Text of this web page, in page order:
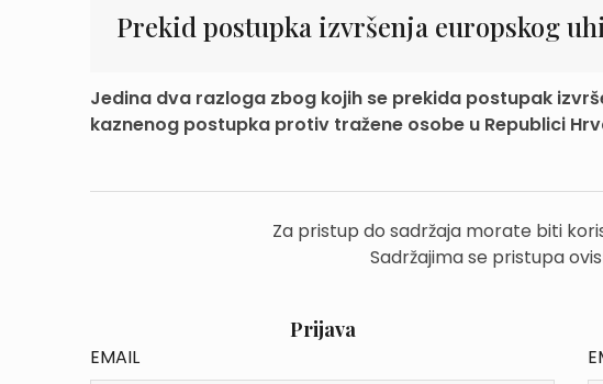
Prekid postupka izvršenja europskog
Jedina dva razloga zbog kojih se prekida postupak
kaznenog postupka protiv tražene osobe u Republici
Za pristup do sadržaja morate biti
Sadržajima se pristupa
Prijava
EMAIL